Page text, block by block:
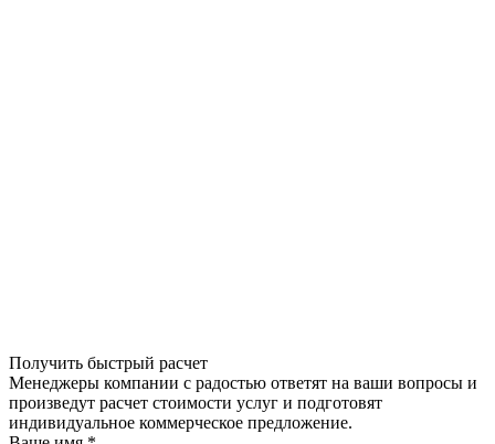
Получить быстрый расчет
Менеджеры компании с радостью ответят на ваши вопросы и
произведут расчет стоимости услуг и подготовят
индивидуальное коммерческое предложение.